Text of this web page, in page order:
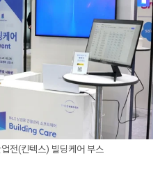
전(킨텍스) 빌딩케어 부스